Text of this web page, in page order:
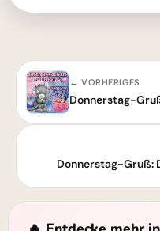
← VORHERIGES
Donnerstag-
Donnerstag-Gruß: